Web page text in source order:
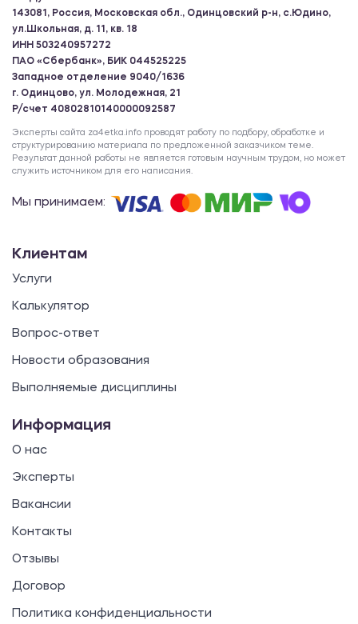
143081, Россия, Московская обл., Одинцовский р-н, с.Юдино,
ул.Школьная, д. 11, кв. 18
ИНН 503240957272
ПАО «Сбербанк», БИК 044525225
Западное отделение 9040/1636
г. Одинцово, ул. Молодежная, 21
Р/счет 40802810140000092587
Эксперты сайта za4etka.info проводят работу по подбору, обработке и
структурированию материала по предложенной заказчиком теме.
Результат данной работы не является готовым научным трудом, но может
служить источником для его написания.
Мы принимаем:
Клиентам
Услуги
Калькулятор
Вопрос-ответ
Новости образования
Выполняемые дисциплины
Информация
О нас
Эксперты
Вакансии
Контакты
Отзывы
Договор
Политика конфиденциальности